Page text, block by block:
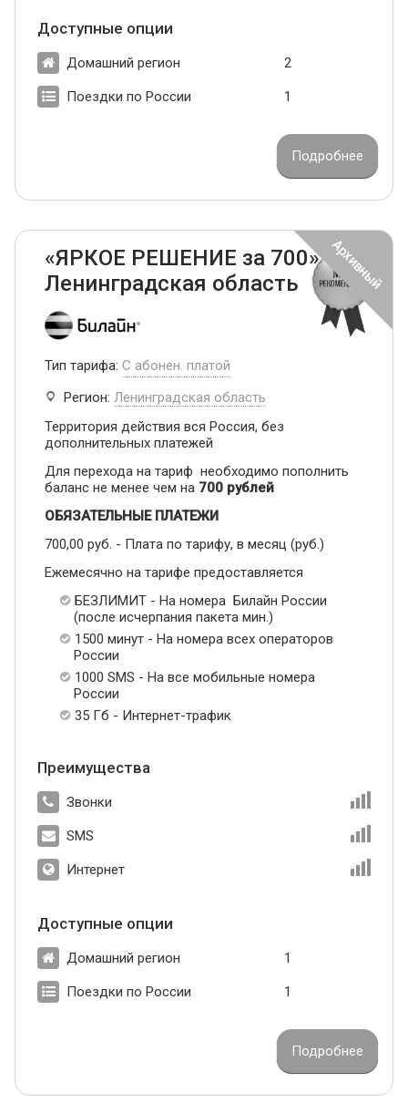
Доступные опции
Домашний регион 2
Поездки по России 1
Подробнее
«ЯРКОЕ РЕШЕНИЕ за 700»
Ленинградская область
Тип тарифа: С абонен. платой
Регион: Ленинградская область
Территория действия вся Россия, без
дополнительных платежей
Для перехода на тариф необходимо пополнить
баланс не менее чем на 700 рублей
ОБЯЗАТЕЛЬНЫЕ ПЛАТЕЖИ
700,00 руб. - Плата по тарифу, в месяц (руб.)
Ежемесячно на тарифе предоставляется
БЕЗЛИМИТ - На номера Билайн России
(после исчерпания пакета мин.)
1500 минут - На номера всех операторов
России
1000 SMS - На все мобильные номера
России
35 Гб - Интернет-трафик
Преимущества
Звонки
SMS
Интернет
Доступные опции
Домашний регион 1
Поездки по России 1
Подробнее